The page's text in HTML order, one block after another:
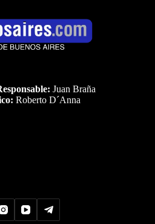
Juan Braña
Roberto D´Anna